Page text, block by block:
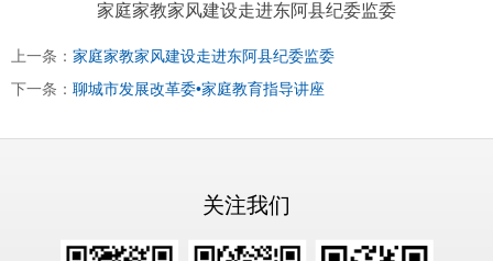
家庭家教家风建设走进东阿县纪委监委
上一条： 家庭家教家风建设走进东阿县纪委监委
下一条： 聊城市发展改革委•家庭教育指导讲座
关注我们